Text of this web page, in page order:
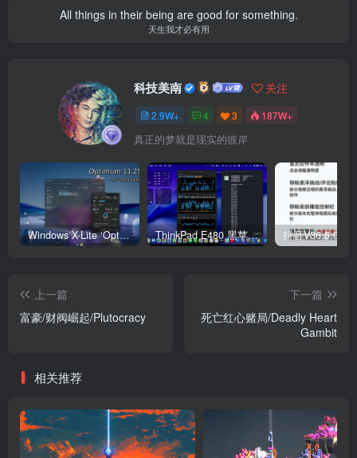
All things in their being are good for something.
天生我才必有用
科技美南 关注
2.9W+ 4 3 187W+
真正的梦就是现实的彼岸
Windows X-Lite ‘Optimum 11’ 25H2 Pro v2 ThinkPad E480 黑苹果完美Tahoe的EFI分享（2026.03.01更新） 抖音V36.5.0 内
上一篇
富豪/财阀崛起/Plutocracy
下一篇
死亡红心赌局/Deadly Heart
Gambit
相关推荐